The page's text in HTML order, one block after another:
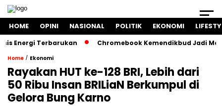
HOME OPINI NASIONAL POLITIK EKONOMI
Terbarukan Chromebook Kemendikbud Jadi
Home / Ekonomi
Rayakan HUT ke-128 BRI, Lebih dari
50 Ribu Insan BRILiaN Berkumpul di
Gelora Bung Karno